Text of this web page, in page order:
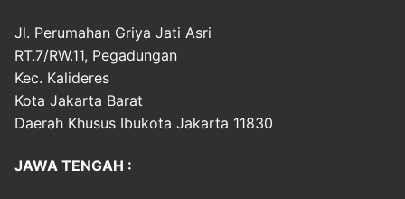
Jl. Perumahan Griya Jati Asri
RT.7/RW.11, Pegadungan
Kec. Kalideres
Kota Jakarta Barat
Daerah Khusus Ibukota Jakarta 11830
JAWA TENGAH :